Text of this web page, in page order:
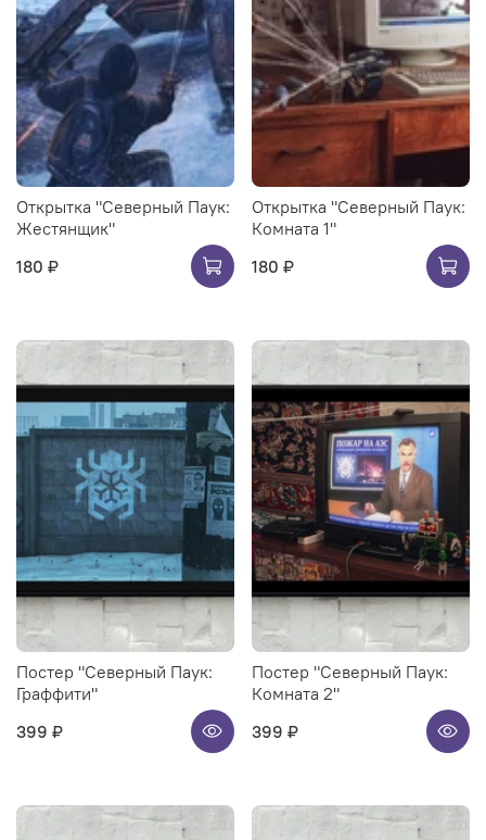
Открытка "Северный Паук:
Жестянщик"
180 ₽
Открытка "Северный Паук:
Комната 1"
180 ₽
Постер "Северный Паук:
Граффити"
399 ₽
Постер "Северный Паук:
Комната 2"
399 ₽